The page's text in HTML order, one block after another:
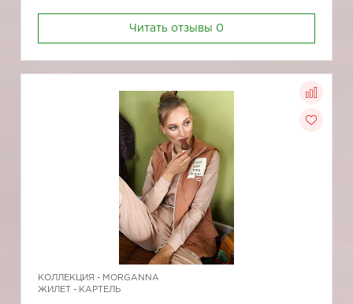
Читать отзывы 0
КОЛЛЕКЦИЯ - MORGANNA
ЖИЛЕТ - КАРТЕЛЬ